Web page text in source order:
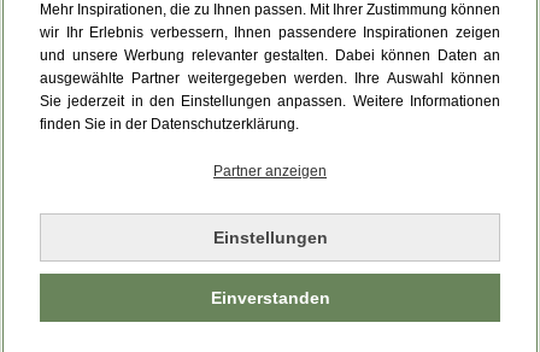
Mehr Inspirationen, die zu Ihnen passen. Mit Ihrer Zustimmung können
wir Ihr Erlebnis verbessern, Ihnen passendere Inspirationen zeigen
und unsere Werbung relevanter gestalten. Dabei können Daten an
ausgewählte Partner weitergegeben werden. Ihre Auswahl können
Sie jederzeit in den Einstellungen anpassen. Weitere Informationen
finden Sie in der Datenschutzerklärung.
Partner anzeigen
Einstellungen
Einverstanden
Da ist etwas schiefgelaufen.
Leider ist ein technischer Fehler aufgetreten.
Bitte laden Sie die Seite neu.